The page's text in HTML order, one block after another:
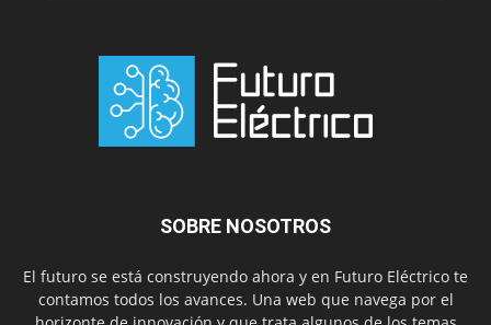
SOBRE NOSOTROS
El futuro se está construyendo ahora y en Futuro Eléctrico te
contamos todos los avances. Una web que navega por el